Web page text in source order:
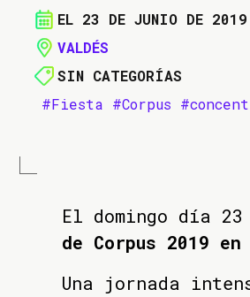
EL 23 DE JUNIO DE 2019
VALDÉS
SIN CATEGORÍAS
#Fiesta #Corpus
El domingo día
de Corpus 2019
Una jornada